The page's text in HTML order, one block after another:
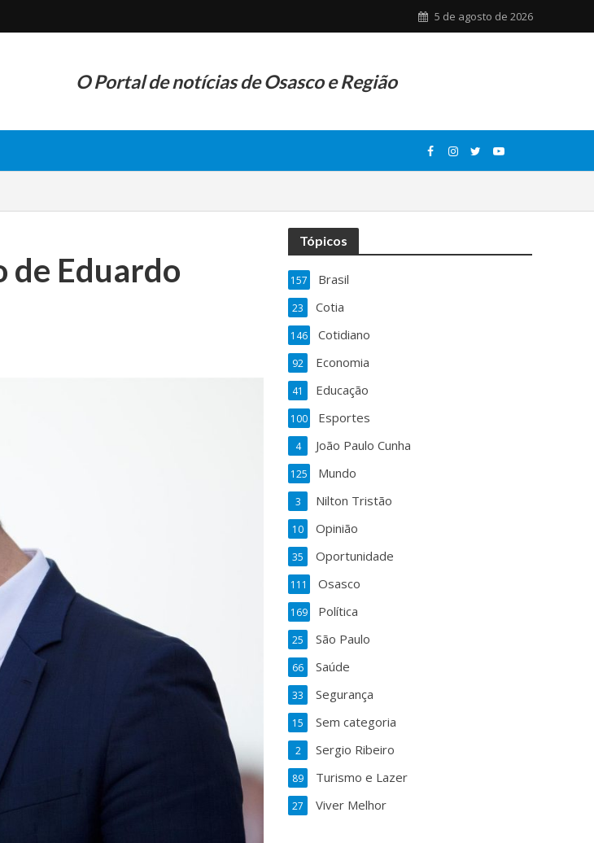
5 de agosto de 2026
O Portal de notícias de Osasco e Região
de Eduardo
Tópicos
Brasil
157
Cotia
23
Cotidiano
146
Economia
92
Educação
41
Esportes
100
João Paulo Cunha
4
Mundo
125
Nilton Tristão
3
Opinião
10
Oportunidade
35
Osasco
111
Política
169
São Paulo
25
Saúde
66
Segurança
33
Sem categoria
15
Sergio Ribeiro
2
Turismo e Lazer
89
Viver Melhor
27